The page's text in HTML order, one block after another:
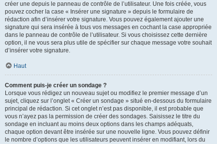
créer une depuis le panneau de contrôle de l’utilisateur. Une fois créée, vous
pouvez cocher la case « Insérer une signature » depuis le formulaire de
rédaction afin d’insérer votre signature. Vous pouvez également ajouter une
signature qui sera insérée à tous vos messages en cochant la case appropriée
dans le panneau de contrôle de l’utilisateur. Si vous choisissez cette dernière
option, il ne vous sera plus utile de spécifier sur chaque message votre souhait
d’insérer votre signature.
Haut
Comment puis-je créer un sondage ?
Lorsque vous rédigez un nouveau sujet ou modifiez le premier message d’un
sujet, cliquez sur l’onglet « Créer un sondage » situé en-dessous du formulaire
principal de rédaction. Si cet onglet n’est pas disponible, il est probable que
vous n’ayez pas la permission de créer des sondages. Saisissez le titre du
sondage en incluant au moins deux options dans les champs adéquats,
chaque option devant être insérée sur une nouvelle ligne. Vous pouvez définir
le nombre d’options que les utilisateurs peuvent insérer en modifiant, lors du